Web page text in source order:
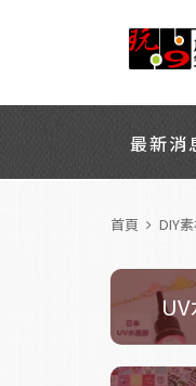
最新消
首頁 DIY